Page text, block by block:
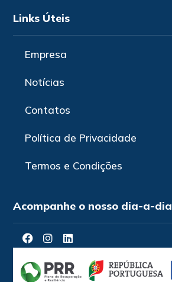
Links Úteis
Empresa
Notícias
Contatos
Política de Privacidade
Termos e Condições
Acompanhe o nosso dia-a-dia